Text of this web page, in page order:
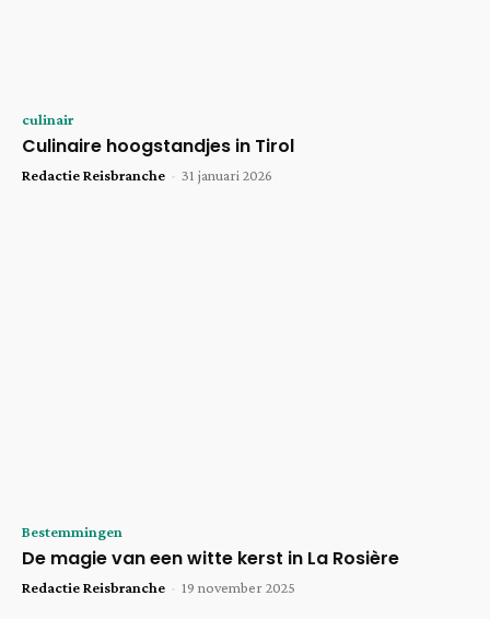
culinair
Culinaire hoogstandjes in Tirol
Redactie Reisbranche - 31 januari 2026
Bestemmingen
De magie van een witte kerst in La Rosière
Redactie Reisbranche - 19 november 2025